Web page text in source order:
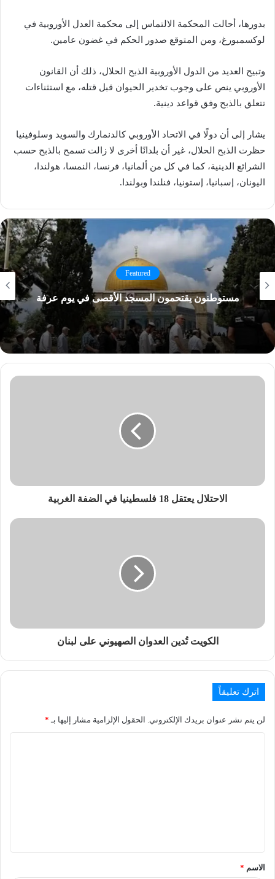
بدورها، أحالت المحكمة الالتماس إلى محكمة العدل الأوروبية في
لوكسمبورغ، ومن المتوقع صدور الحكم في غضون عامين.
وتبيح العديد من الدول الأوروبية الذبح الحلال، ذلك أن القانون
الأوروبي ينص على وجوب تخدير الحيوان قبل قتله، مع استثناءات
تتعلق بالذبح وفق قواعد دينية.
يشار إلى أن دولًا في الاتحاد الأوروبي كالدنمارك والسويد وسلوفينيا
حظرت الذبح الحلال، غير أن بلدانًا أخرى لا زالت تسمح بالذبح حسب
الشرائع الدينية، كما في كل من ألمانيا، فرنسا، النمسا، هولندا،
اليونان، إسبانيا، إستونيا، فنلندا وبولندا.
Featured
مستوطنون يقتحمون المسجد الأقصى في يوم عرفة
الاحتلال يعتقل 18 فلسطينيا في الضفة الغربية
الكويت تُدين العدوان الصهيوني على لبنان
اترك تعليقاً
لن يتم نشر عنوان بريدك الإلكتروني. الحقول الإلزامية مشار إليها بـ *
الاسم *